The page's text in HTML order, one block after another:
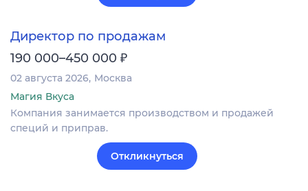
Директор по продажам
190 000–450 000 ₽
02 августа 2026 Москва
Магия Вкуса
Компания занимается производством и продажей
специй и приправ.
Откликнуться